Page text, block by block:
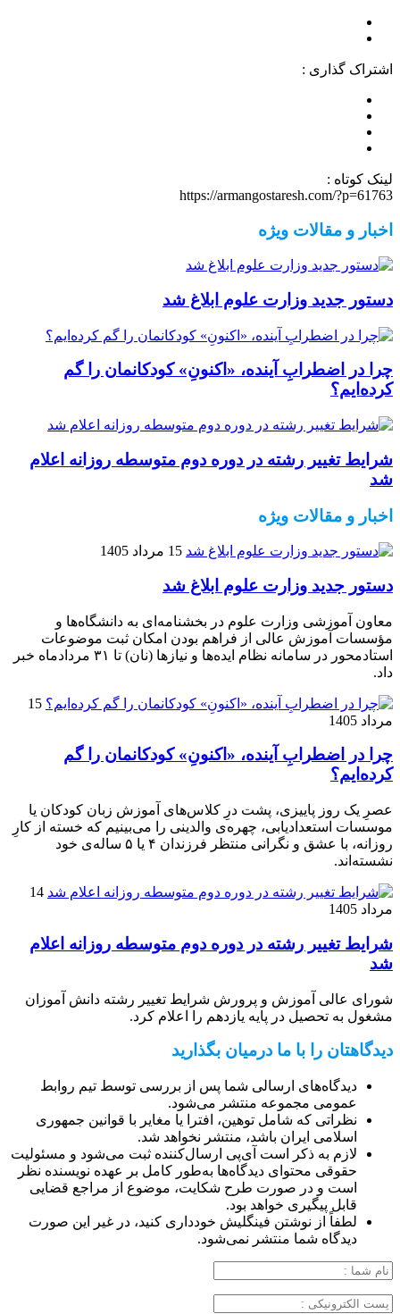
اشتراک گذاری :
لینک کوتاه :
https://armangostaresh.com/?p=61763
اخبار و مقالات ویژه
دستور جدید وزارت علوم ابلاغ شد
چرا در اضطرابِ آینده، «اکنونِ» کودکانمان را گم
کرده‌ایم؟
شرایط تغییر رشته در دوره دوم متوسطه روزانه اعلام
شد
اخبار و مقالات ویژه
15 مرداد 1405
دستور جدید وزارت علوم ابلاغ شد
معاون آموزشی وزارت علوم در بخشنامه‌ای به دانشگاه‌ها و
مؤسسات آموزش عالی از فراهم بودن امکان ثبت موضوعات
استادمحور در سامانه نظام ایده‌ها و نیازها (نان) تا ۳۱ مردادماه خبر
داد.
15
مرداد 1405
چرا در اضطرابِ آینده، «اکنونِ» کودکانمان را گم
کرده‌ایم؟
عصرِ یک روز پاییزی، پشت درِ کلاس‌های آموزش زبان کودکان یا
موسسات استعدادیابی، چهره‌ی والدینی را می‌بینیم که خسته از کارِ
روزانه، با عشق و نگرانی منتظر فرزندان ۴ یا ۵ ساله‌ی خود
نشسته‌اند.
14
مرداد 1405
شرایط تغییر رشته در دوره دوم متوسطه روزانه اعلام
شد
شورای عالی آموزش و پرورش شرایط تغییر رشته دانش آموزان
مشغول به تحصیل در پایه یازدهم را اعلام کرد.
دیدگاهتان را با ما درمیان بگذارید
دیدگاه‌های ارسالی شما پس از بررسی توسط تیم روابط
عمومی مجموعه منتشر می‌شود.
نظراتی که شامل توهین، افترا یا مغایر با قوانین جمهوری
اسلامی ایران باشد، منتشر نخواهد شد.
لازم به ذکر است آی‌پی ارسال‌کننده ثبت می‌شود و مسئولیت
حقوقی محتوای دیدگاه‌ها به‌طور کامل بر عهده نویسنده نظر
است و در صورت طرح شکایت، موضوع از مراجع قضایی
قابل پیگیری خواهد بود.
لطفاً از نوشتن فینگلیش خودداری کنید، در غیر این صورت
دیدگاه شما منتشر نمی‌شود.